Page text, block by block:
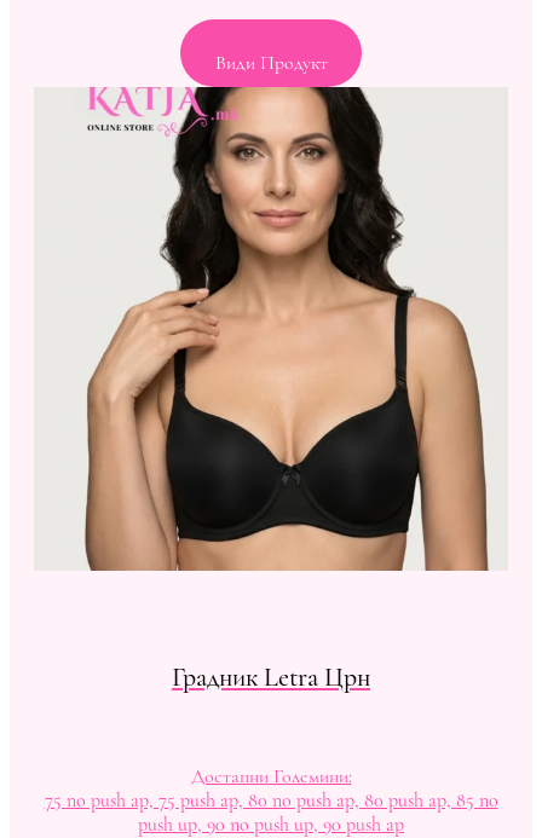
Види Продукт
Градник Letra Црн
Достапни Големини:
75 no push ap, 75 push ap, 80 no push ap, 80 push ap, 85 no
push up, 90 no push up, 90 push ap